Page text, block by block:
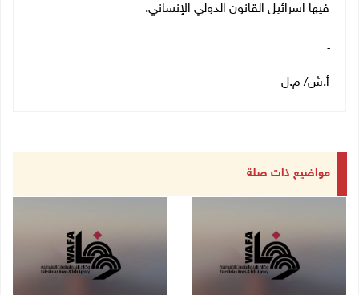
فيها اسرائيل القانون الدولي الإنساني.
ـ
أ.ش/ م.ل
مواضيع ذات صلة